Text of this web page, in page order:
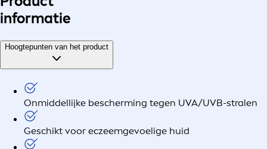
informatie
Hoogtepunten van het product
Onmiddellijke bescherming tegen UVA/UVB-stralen
Geschikt voor eczeemgevoelige huid